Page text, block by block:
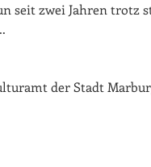
seit zwei Jahren trotz
der Stadt